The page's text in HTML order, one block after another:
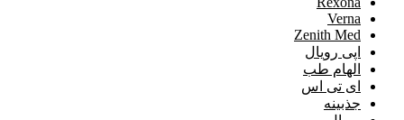
Verna
Zenith Med
اپی رویال
الهام طب
ای تی اس
جذبینه